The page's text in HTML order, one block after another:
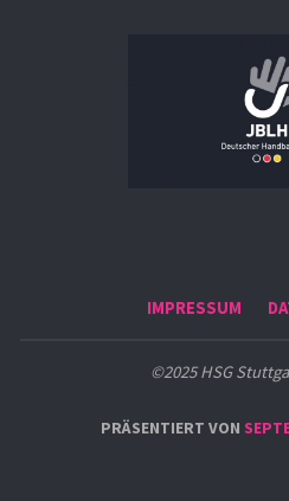
IMPRESSUM
©2025 HSG
PRÄSENTIERT VON